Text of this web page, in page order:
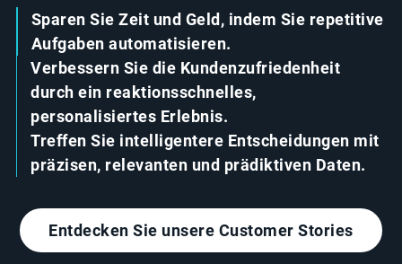
Sparen Sie Zeit und Geld, indem Sie repetitive
Aufgaben automatisieren.
Verbessern Sie die Kundenzufriedenheit
durch ein reaktionsschnelles,
personalisiertes Erlebnis.
Treffen Sie intelligentere Entscheidungen mit
präzisen, relevanten und prädiktiven Daten.
Entdecken Sie unsere Customer Stories